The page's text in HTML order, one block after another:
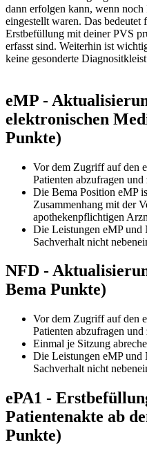
dann erfolgen kann, wenn
eingestellt waren. Das
Erstbefüllung mit deiner PVS
erfasst sind. Weiterhin ist
keine gesonderte
eMP -
elektronischen
Punkte)
Vor dem Zugriff auf den
Patienten abzufragen
Die Bema Position eMP
Zusammenhang mit der
apothekenpflichtigen
Die Leistungen eMP und
Sachverhalt nicht
NFD -
Bema Punkte)
Vor dem Zugriff auf den
Patienten abzufragen
Einmal je Sitzung
Die Leistungen eMP und
Sachverhalt nicht
ePA1 -
Patientenakte ab
Punkte)